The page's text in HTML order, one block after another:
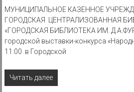
МУНИЦИПАЛЬНОЕ КАЗЕННОЕ
ГОРОДСКАЯ ЦЕНТРАЛИЗОВАННАЯ
«ГОРОДСКАЯ БИБЛИОТЕКА ИМ.
городской выставки-конкурса
11:00 в Городской
Читать далее